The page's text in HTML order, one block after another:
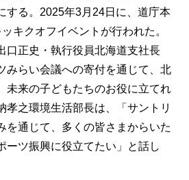
する。2025年3月24日に、道庁本
キクオフイベントが行われた。
口正史・執行役員北海道支社長
みらい会議への寄付を通じて、北
未来の子どもたちのお役に立てれ
孝之環境生活部長は、「サントリ
を通じて、多くの皆さまからいた
ーツ振興に役立てたい」と話し